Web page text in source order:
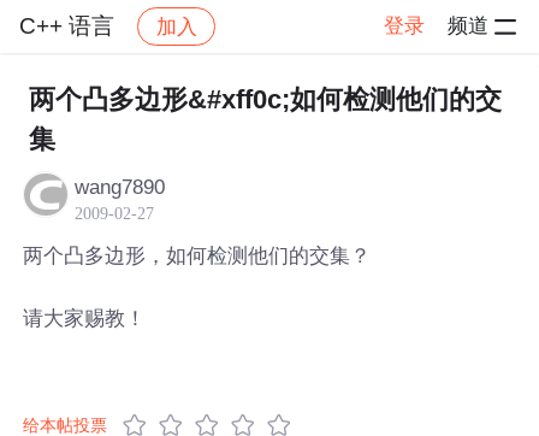
C++ 语言 加入 登录 频道
社区 C++ 语言 帖子详情
两个凸多边形&#xff0c;如何检测他们的交
集
wang7890
2009-02-27
两个凸多边形，如何检测他们的交集？
请大家赐教！
给本帖投票